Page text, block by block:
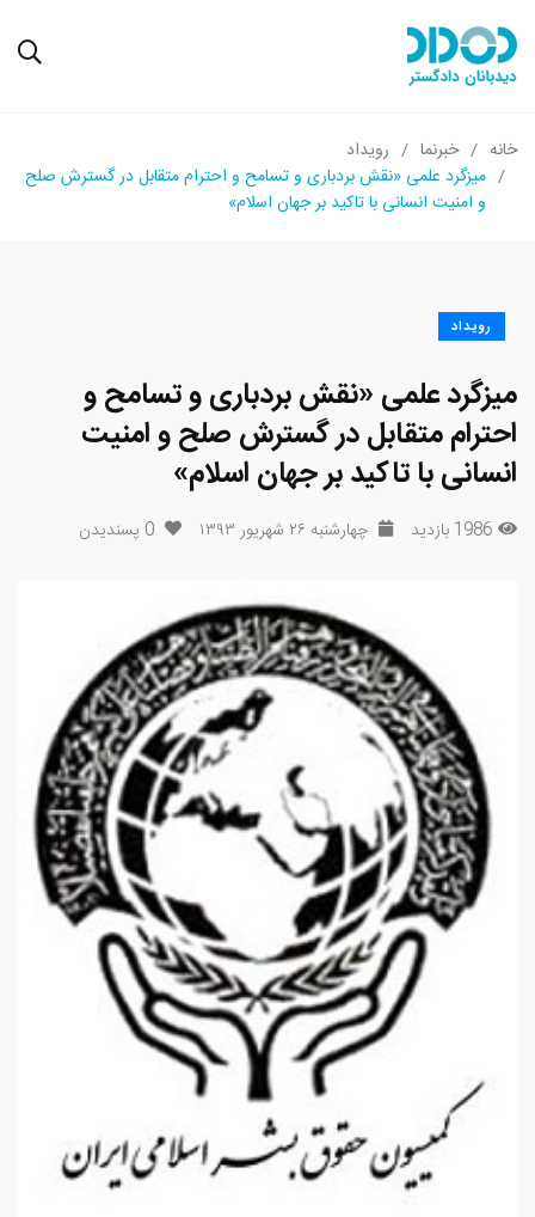
خانه خبرنما
رویداد
میزگرد علمی «نقش بردباری و تسامح و احترام متقابل در گسترش صلح
و امنیت انسانی با تاکید بر جهان اسلام»
رویداد
میزگرد علمی «نقش بردباری و تسامح و
احترام متقابل در گسترش صلح و امنیت
انسانی با تاکید بر جهان اسلام»
1986 بازدید چهارشنبه ۲۶ شهریور ۱۳۹۳ 0 پسندیدن